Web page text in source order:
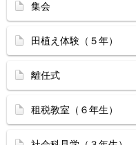
集会
田植え体験（５年）
離任式
租税教室（６年生）